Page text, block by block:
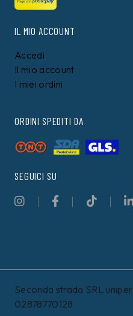
Filtri
IL MIO ACCOUNT
Accedi
Il mio account
I miei ordini
ORDINI SPEDITI DA
SEGUICI SU
Seconda strada SRL
02878770128